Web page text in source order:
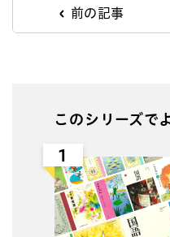
前の記事
このシリーズで
1